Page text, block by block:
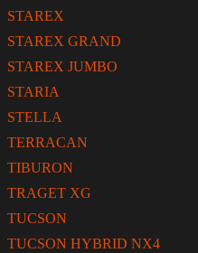
STAREX
STAREX GRAND
STAREX JUMBO
STARIA
STELLA
TERRACAN
TIBURON
TRAGET XG
TUCSON
TUCSON HYBRID NX4